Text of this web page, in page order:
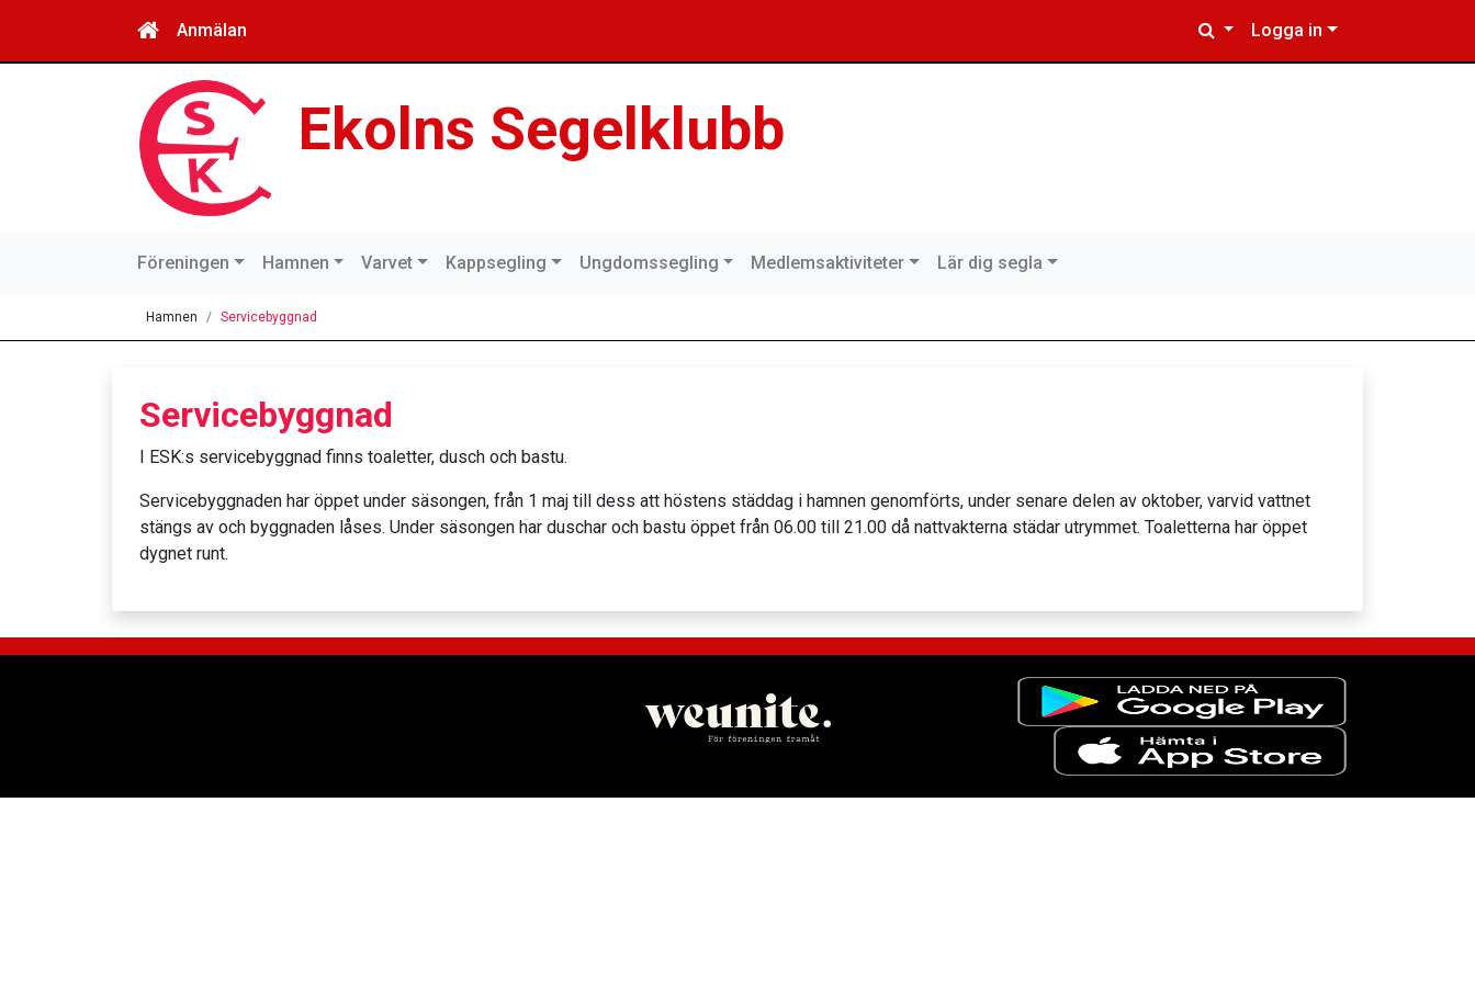
Anmälan Logga in
Ekolns Segelklubb
Föreningen Hamnen Varvet Kappsegling Ungdomssegling Medlemsaktiviteter Lär dig segla
Hamnen Servicebyggnad
Servicebyggnad
I ESK:s servicebyggnad finns toaletter, dusch och bastu.
Servicebyggnaden har öppet under säsongen, från 1 maj till dess att höstens städdag i hamnen genomförts, under senare delen av oktober, varvid vattnet
stängs av och byggnaden låses. Under säsongen har duschar och bastu öppet från 06.00 till 21.00 då nattvakterna städar utrymmet. Toaletterna har öppet
dygnet runt.